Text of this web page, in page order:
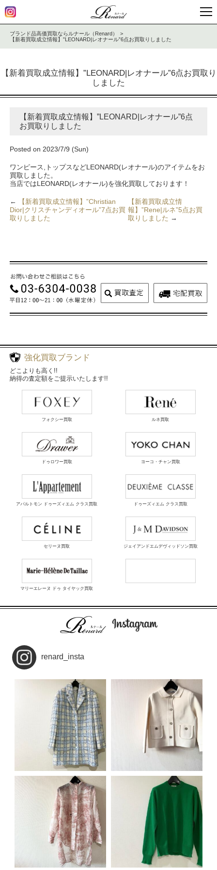
ブランド品高価買取ならルナール（Renard）
【新着買取成立情報】”LEONARD|レオナール”6点お買取りしました
【新着買取成立情報】”LEONARD|レオナール”6点お買取り
しました
【新着買取成立情報】”LEONARD|レオナール”6点
お買取りしました
Posted on 2023/7/9 (Sun)
ワンピース,トップスなどLEONARD(レオナール)のアイテムをお
買取しました。
当店ではLEONARD(レオナール)を強化買取しております！
←
【新着買取成立情報】”Christian
Dior|クリスチャンディオール”7点お買
取りしました
【新着買取成立情
報】”Rene|ルネ”5点お買
取りしました →
強化買取ブランド
どこよりも高く!!
納得の査定額をご提示いたします!!
フォクシー買取 ルネ買取
ドゥロワー買取 ヨーコ・チャン買取
アパルトモン ドゥーズィエム クラス買取 ドゥーズィエム クラス買取
セリーヌ買取 ジェイアンドエムデヴィッドソン買取
マリーエレーヌ ドゥ タイヤック買取
renard_insta